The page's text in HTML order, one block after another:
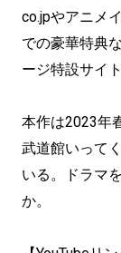
co.jpやアニメ
での豪華特典
ージ特設サイ
本作は2023年
武道館いって
いる。ドラマ
か。